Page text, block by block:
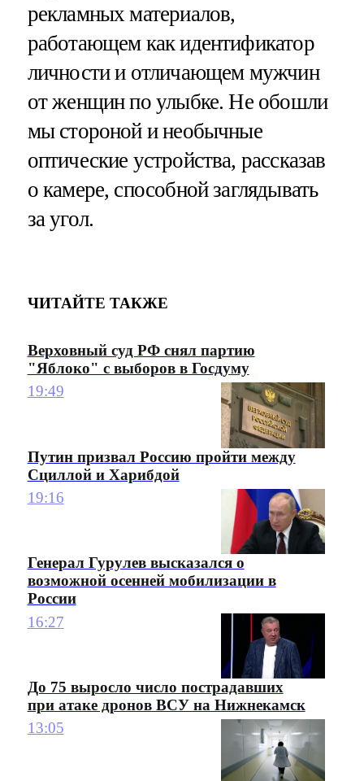
рекламных материалов,
работающем как идентификатор
личности и отличающем мужчин
от женщин по улыбке. Не обошли
мы стороной и необычные
оптические устройства, рассказав
о камере, способной заглядывать
за угол.
ЧИТАЙТЕ ТАКЖЕ
Верховный суд РФ снял партию
"Яблоко" с выборов в Госдуму
19:49
Путин призвал Россию пройти между
Сциллой и Харибдой
19:16
Генерал Гурулев высказался о
возможной осенней мобилизации в
России
16:27
До 75 выросло число пострадавших
при атаке дронов ВСУ на Нижнекамск
13:05